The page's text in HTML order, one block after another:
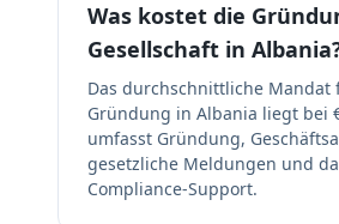
Was kostet die
Gesellschaft in
Das durchschnittliche Mandat
Gründung in Albania liegt bei
umfasst Gründung,
gesetzliche Meldungen und
Compliance-Support.